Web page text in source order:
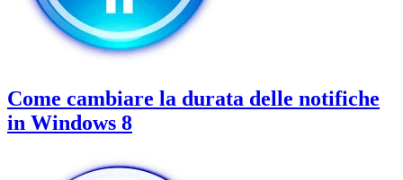
Come cambiare la durata delle notifiche
in Windows 8